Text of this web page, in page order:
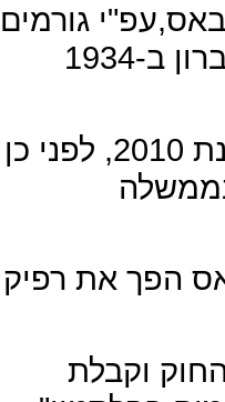
גורמים
בפת"ח, יאסר ערפאת לא אהב אותו, הוא נולד בחברון ב-1934
הוא עומד בראש האגף למלחמה בשחיתות מאז שנת 2010, לפני כן
בממשלה
עבאס הפך את רפיק
וקבלת